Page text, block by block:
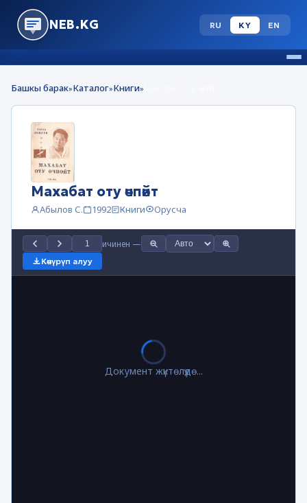
NEB.KG RU KY EN
Башкы барак»Каталог»Книги»
Махабат оту өчпөйт
Абылов С. 1992 Книги Орусча
ичинен —
Көчүрүп алуу
Документ жүктөлүүдө...